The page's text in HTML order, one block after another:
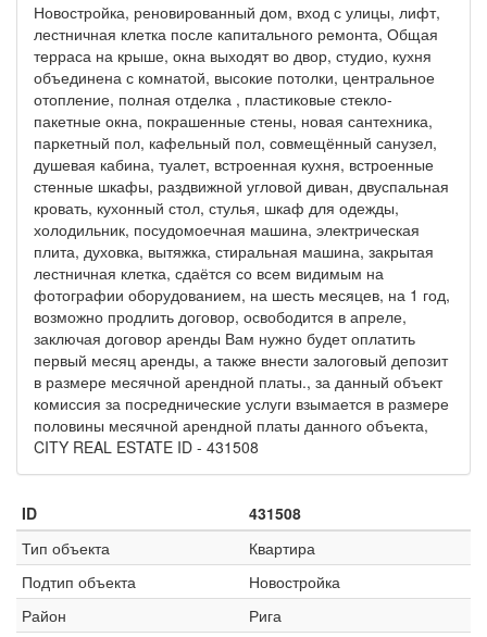
Новостройка, реновированный дом, вход с улицы, лифт,
лестничная клетка после капитального ремонта, Общая
терраса на крыше, окна выходят во двор, студио, кухня
объединена с комнатой, высокие потолки, центральное
отопление, полная отделка , пластиковые стекло-
пакетные окна, покрашенные стены, новая сантехника,
паркетный пол, кафельный пол, совмещённый санузел,
душевая кабина, туалет, встроенная кухня, встроенные
стенные шкафы, раздвижной угловой диван, двуспальная
кровать, кухонный стол, стулья, шкаф для одежды,
холодильник, посудомоечная машина, электрическая
плита, духовка, вытяжка, стиральная машина, закрытая
лестничная клетка, сдаётся со всем видимым на
фотографии оборудованием, на шесть месяцев, на 1 год,
возможно продлить договор, освободится в апреле,
заключая договор аренды Вам нужно будет оплатить
первый месяц аренды, а также внести залоговый депозит
в размере месячной арендной платы., за данный объект
комиссия за посреднические услуги взымается в размере
половины месячной арендной платы данного объекта,
CITY REAL ESTATE ID - 431508
ID
431508
Тип объекта
Квартира
Подтип объекта
Новостройка
Район
Рига